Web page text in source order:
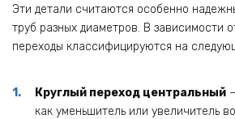
Эти детали считаются особенно
труб разных диаметров. В зависимости
переходы классифицируются на
Круглый переход центральный
как уменьшитель или увеличитель